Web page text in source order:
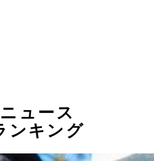
ュース
ンキング